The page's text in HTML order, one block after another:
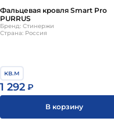
Фальцевая кровля Smart Pro
PURRUS
Бренд: Стинержи
Страна: Россия
кв.м
1 292 ₽
В корзину